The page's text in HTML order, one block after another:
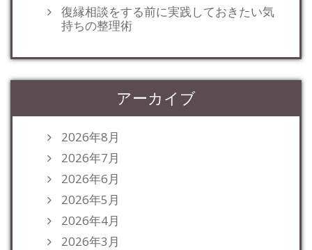
復縁相談をする前に実践しておきたい気
持ちの整理術
アーカイブ
2026年8月
2026年7月
2026年6月
2026年5月
2026年4月
2026年3月